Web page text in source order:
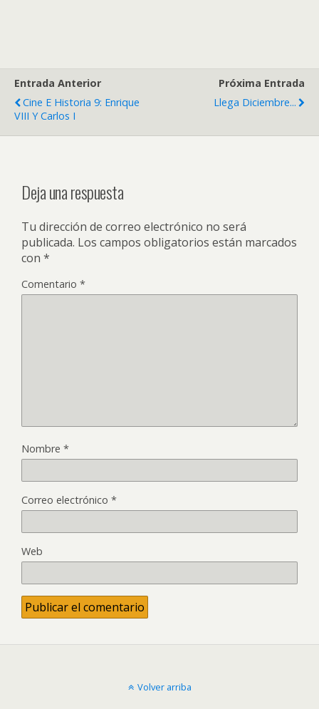
Entrada Anterior
Cine E Historia 9: Enrique
VIII Y Carlos I
Próxima Entrada
Llega Diciembre...
Deja una respuesta
Tu dirección de correo electrónico no será
publicada. Los campos obligatorios están marcados
con *
Comentario *
Nombre *
Correo electrónico *
Web
Volver arriba